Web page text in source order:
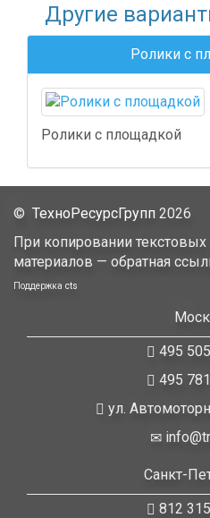
Другие
Ролики с
Ролики с площадкой
© ТехноРесурсГрупп 2026
При копировании
материалов — обратная
Поддержка cts
495
495
ул.
Санкт-
812